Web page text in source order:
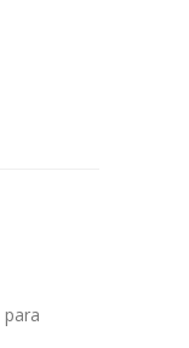
para